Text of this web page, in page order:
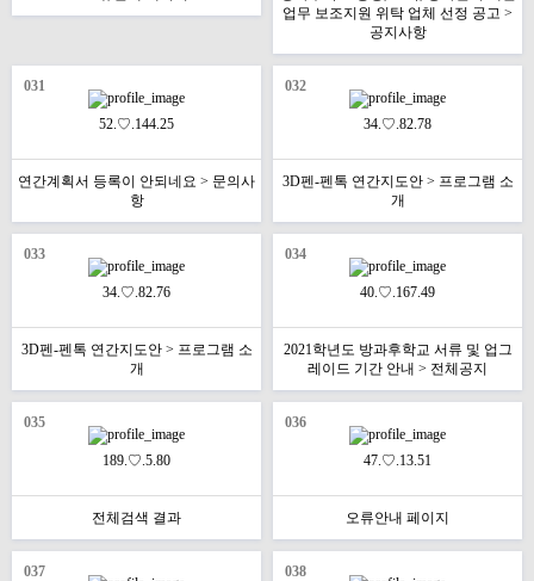
업무 보조지원 위탁 업체 선정 공고 >
공지사항
031
52.♡.144.25
연간계획서 등록이 안되네요 > 문의사
항
032
34.♡.82.78
3D펜-펜톡 연간지도안 > 프로그램 소
개
033
34.♡.82.76
3D펜-펜톡 연간지도안 > 프로그램 소
개
034
40.♡.167.49
2021학년도 방과후학교 서류 및 업그
레이드 기간 안내 > 전체공지
035
189.♡.5.80
전체검색 결과
036
47.♡.13.51
오류안내 페이지
037 038